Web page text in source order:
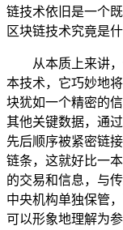
链技术依旧是一个
区块链技术究竟是什
从本质上来讲
本技术，它巧妙地
块犹如一个精密的
其他关键数据，通
先后顺序被紧密链
链条，这就好比一
的交易和信息，与
中央机构单独保管
可以形象地理解为